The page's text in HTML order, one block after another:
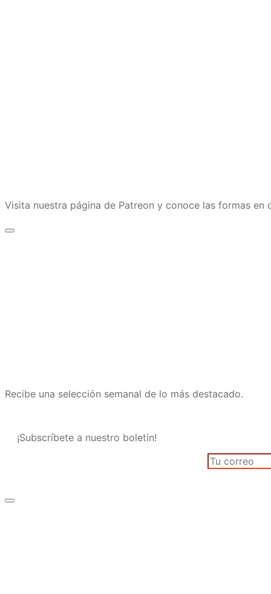
Visita nuestra página de Patreon y conoce las formas en
Recibe una selección semanal de lo más destacado.
¡Subscríbete a nuestro boletín!